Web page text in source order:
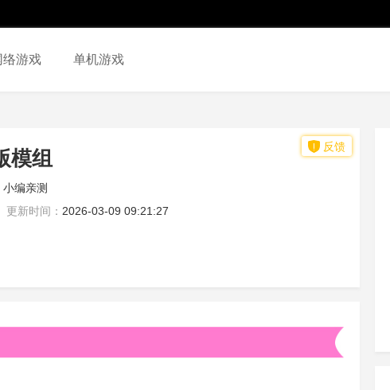
络游戏 单机游戏
模组
小编亲测
更新时间： 2026-03-09 09:21:27
反馈